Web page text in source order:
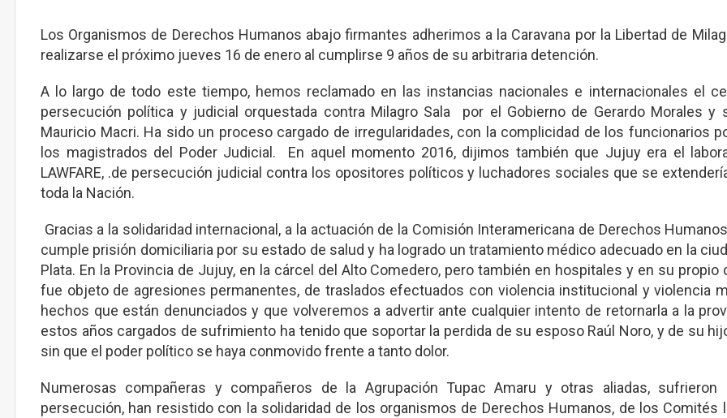
Los Organismos de Derechos Humanos abajo firmantes adherimos a la Caravana por la Libertad de
realizarse el próximo jueves 16 de enero al cumplirse 9 años de su arbitraria detención.
A lo largo de todo este tiempo, hemos reclamado en las instancias nacionales e internacionales el
persecución política y judicial orquestada contra Milagro Sala por el Gobierno de Gerardo Morales y
Mauricio Macri. Ha sido un proceso cargado de irregularidades, con la complicidad de los funcionarios
los magistrados del Poder Judicial. En aquel momento 2016, dijimos también que Jujuy era el
LAWFARE, .de persecución judicial contra los opositores políticos y luchadores sociales que se
toda la Nación.
Gracias a la solidaridad internacional, a la actuación de la Comisión Interamericana de Derechos
cumple prisión domiciliaria por su estado de salud y ha logrado un tratamiento médico adecuado en la
Plata. En la Provincia de Jujuy, en la cárcel del Alto Comedero, pero también en hospitales y en su propio
fue objeto de agresiones permanentes, de traslados efectuados con violencia institucional y violencia
hechos que están denunciados y que volveremos a advertir ante cualquier intento de retornarla a la
estos años cargados de sufrimiento ha tenido que soportar la perdida de su esposo Raúl Noro, y de su
sin que el poder político se haya conmovido frente a tanto dolor.
Numerosas compañeras y compañeros de la Agrupación Tupac Amaru y otras aliadas, sufrieron
persecución, han resistido con la solidaridad de los organismos de Derechos Humanos, de los Comités